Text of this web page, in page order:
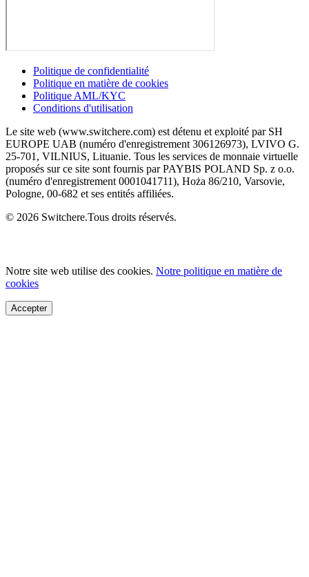
Politique de confidentialité
Politique en matière de cookies
Politique AML/KYC
Conditions d'utilisation
Le site web (www.switchere.com) est détenu et exploité par SH
EUROPE UAB (numéro d'enregistrement 306126973), LVIVO G.
25-701, VILNIUS, Lituanie. Tous les services de monnaie virtuelle
proposés sur ce site sont fournis par PAYBIS POLAND Sp. z o.o.
(numéro d'enregistrement 0001041711), Hoża 86/210, Varsovie,
Pologne, 00-682 et ses entités affiliées.
© 2026 Switchere.Tous droits réservés.
Notre site web utilise des cookies. Notre politique en matière de
cookies
Accepter